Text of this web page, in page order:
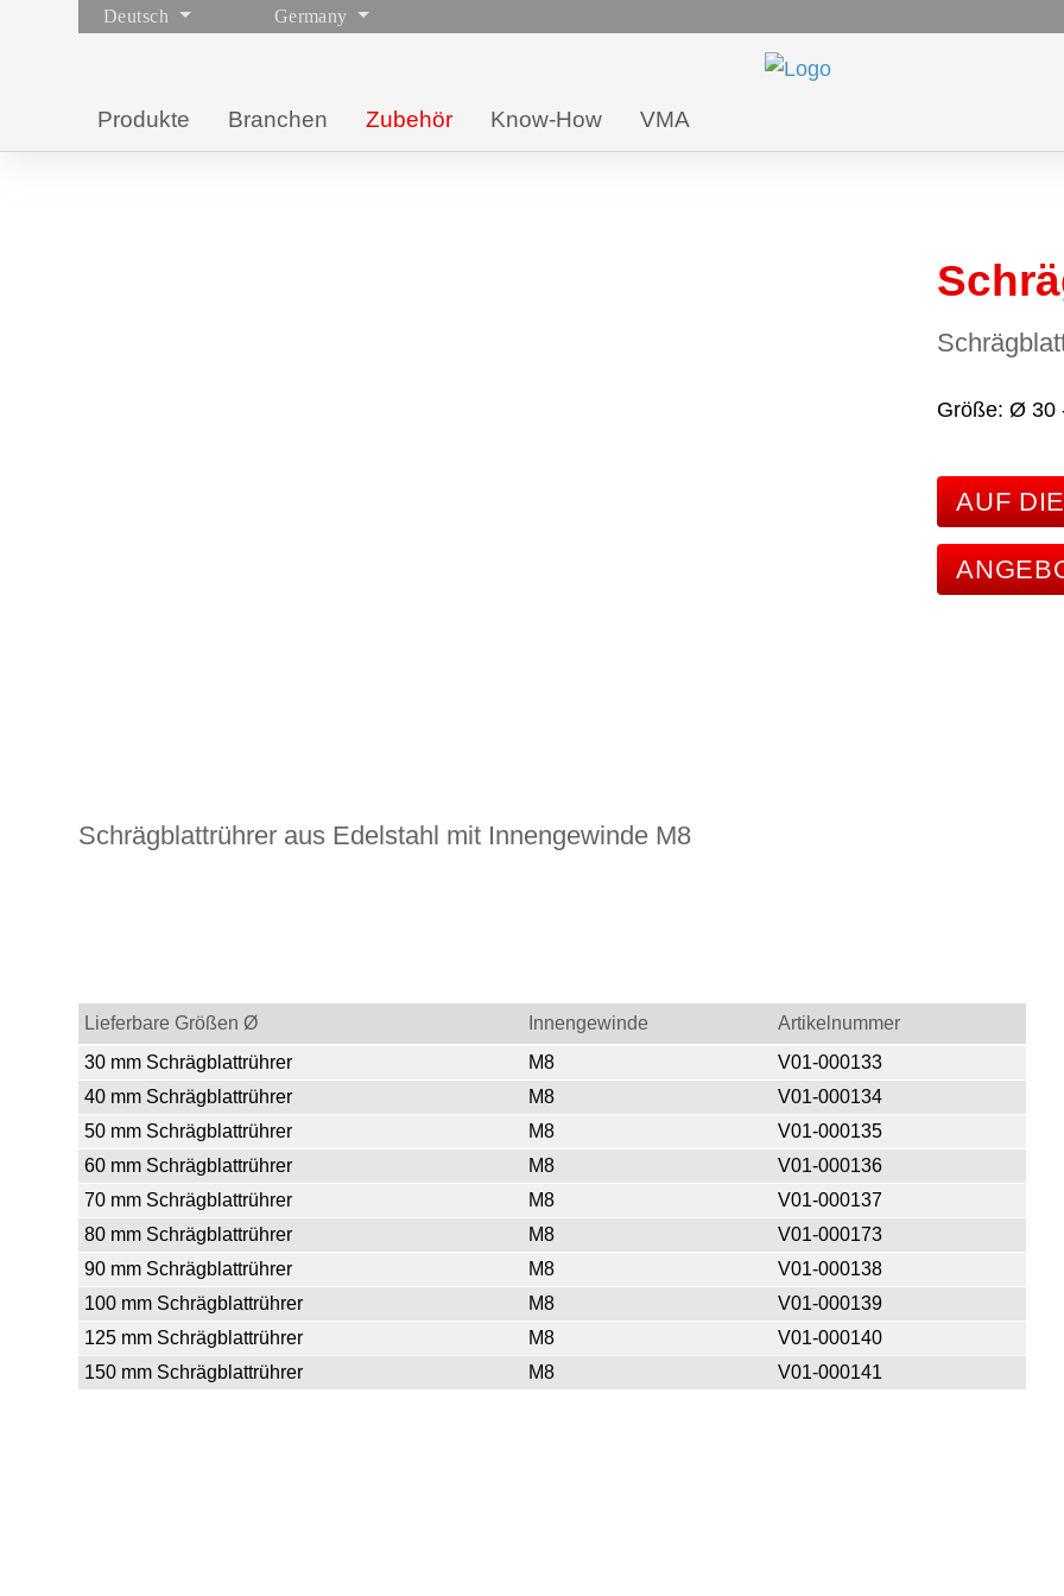
Deutsch Germany
Produkte Branchen Zubehör Know-How VMA
Größe Ø 30
AUF
Schrägblattrührer aus Edelstahl mit Innengewinde M8
Lieferbare Größen Ø Innengewinde
Artikelnummer
30 mm Schrägblattrührer
M8
V01-000133
40 mm Schrägblattrührer
M8
V01-000134
50 mm Schrägblattrührer
M8
V01-000135
60 mm Schrägblattrührer
M8
V01-000136
70 mm Schrägblattrührer
M8
V01-000137
80 mm Schrägblattrührer
M8
V01-000173
90 mm Schrägblattrührer
M8
V01-000138
100 mm Schrägblattrührer
M8
V01-000139
125 mm Schrägblattrührer
M8
V01-000140
150 mm Schrägblattrührer
M8 V01-000141